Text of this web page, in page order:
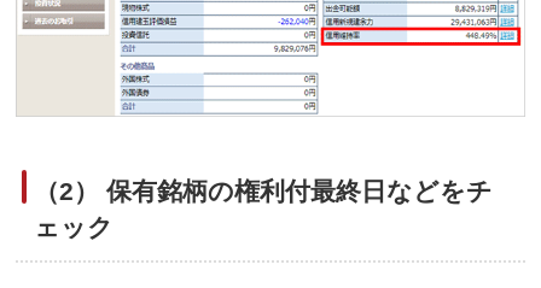
（2） 保有銘柄の権利付最終日などをチ
ェック